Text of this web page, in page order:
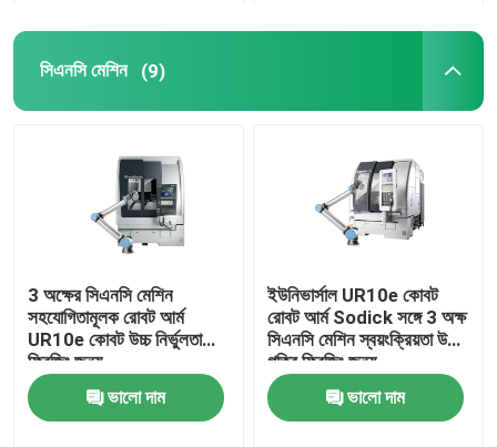
সিএনসি মেশিন (9)
3 অক্ষের সিএনসি মেশিন
সহযোগিতামূলক রোবট আর্ম
UR10e কোবট উচ্চ নির্ভুলতা
ফ্রিজিং জন্য
ভালো দাম
ইউনিভার্সাল UR10e কোবট
রোবট আর্ম Sodick সঙ্গে 3 অক্ষ
সিএনসি মেশিন স্বয়ংক্রিয়তা উচ্চ
গতির ফ্রিজিং জন্য
ভালো দাম